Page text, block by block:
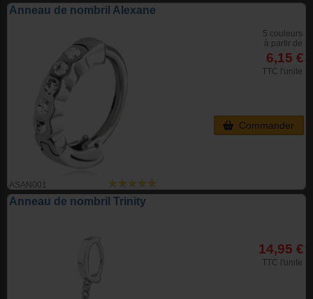
Anneau de nombril Alexane
ASAN001
5 couleurs
à partir de
6,15 €
TTC l'unite
Commander
Anneau de nombril Trinity
14,95 €
TTC l'unite